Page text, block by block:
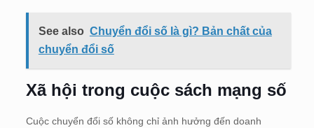
See also Chuyển đổi số là gì? Bản chất của
chuyển đổi số
Xã hội trong cuộc sách mạng số
Cuộc chuyển đổi số không chỉ ảnh hưởng đến doanh